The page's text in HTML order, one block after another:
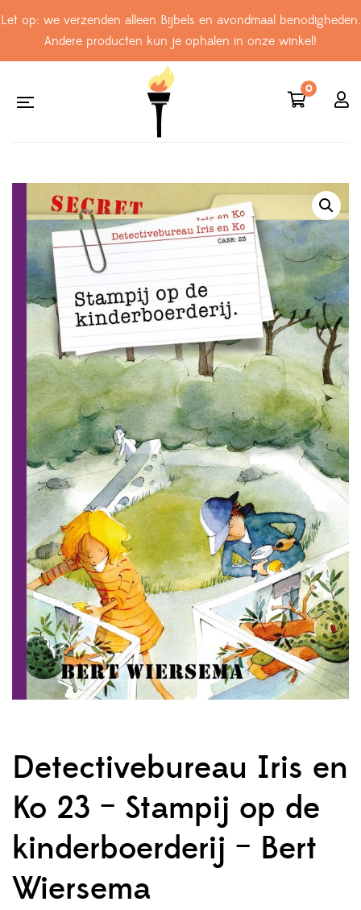
Let op: we verzenden alleen Bijbels en avondmaal benodigheden.
Andere producten kun je ophalen in onze winkel!
0
Detectivebureau Iris en
Ko 23 – Stampij op de
kinderboerderij – Bert
Wiersema